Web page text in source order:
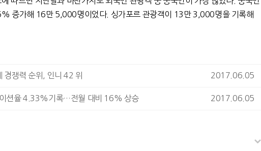
증가해 16만 5,000명이었다. 싱가포르 관광객이 13만 3,000명을 기록해
경쟁력 순위, 인니 42 위 2017.06.05
션율 4.33%기록…전월 대비 16% 상승 2017.06.05